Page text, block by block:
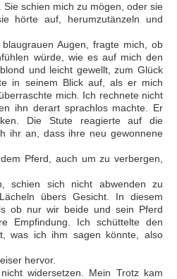
schien mich zu mögen, oder sie
hörte auf, herumzutänzeln und
Augen, fragte mich, ob
würde, wie es auf mich den
und leicht gewellt, zum Glück
in seinem Blick auf, als er mich
mich. Ich rechnete nicht
ihn derart sprachlos machte. Er
Die Stute reagierte auf die
ihr an, dass ihre neu gewonnene
Pferd, auch um zu verbergen,
schien sich nicht abwenden zu
übers Gesicht. In diesem
ob nur wir beide und sein Pferd
Empfindung. Ich schüttelte den
was ich ihm sagen könnte, also
hervor.
widersetzen. Mein Trotz kam